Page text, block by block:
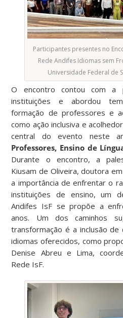
Participantes presentes no
Rede Andifes Idiomas sem
Universidade Federal de
O encontro contou com a
instituições e abordou
formação de professores e
como ação inclusiva e
central do evento neste
Professores, Ensino de
Durante o encontro, a
Kiusam de Oliveira, doutora
a importância de enfrentar o
instituições de ensino, um
Andifes IsF se propõe a
anos. Um dos caminhos
transformação é a inclusão
idiomas oferecidos, como
Denise Abreu e Lima,
Rede IsF.